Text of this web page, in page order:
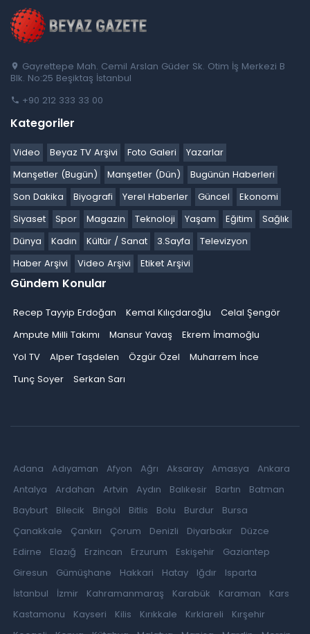
Gayrettepe Mah. Cemil Arslan Güder Sk. Otim İş Merkezi B
Blk. No:25 Beşiktaş İstanbul
+90 212 333 33 00
Kategoriler
Video Beyaz TV Arşivi Foto Galeri
Yazarlar
Manşetler (Bugün)
Manşetler (Dün)
Bugünün Haberleri
Son Dakika
Biyografi Yerel Haberler Güncel
Ekonomi
Siyaset
Spor Magazin Teknoloji Yaşam Eğitim
Sağlık
Dünya
Kadın Kültür / Sanat 3.Sayfa
Televizyon
Haber Arşivi
Video Arşivi Etiket Arşivi
Gündem Konular
Recep Tayyip Erdoğan Kemal Kılıçdaroğlu
Celal Şengör
Ampute Milli Takımı
Mansur Yavaş
Ekrem İmamoğlu
Yol TV
Alper Taşdelen Özgür Özel
Muharrem İnce
Tunç Soyer
Serkan Sarı
Adana Adıyaman Afyon Ağrı Aksaray Amasya
Ankara
Antalya
Ardahan Artvin Aydın Balıkesir Bartın
Batman
Bayburt
Bilecik Bingöl Bitlis Bolu Burdur
Bursa
Çanakkale
Çankırı Çorum Denizli Diyarbakır
Düzce
Edirne
Elazığ Erzincan Erzurum Eskişehir
Gaziantep
Giresun
Gümüşhane Hakkari Hatay Iğdır
Isparta
İstanbul
İzmir Kahramanmaraş Karabük Karaman
Kars
Kastamonu
Kayseri Kilis Kırıkkale Kırklareli
Kırşehir